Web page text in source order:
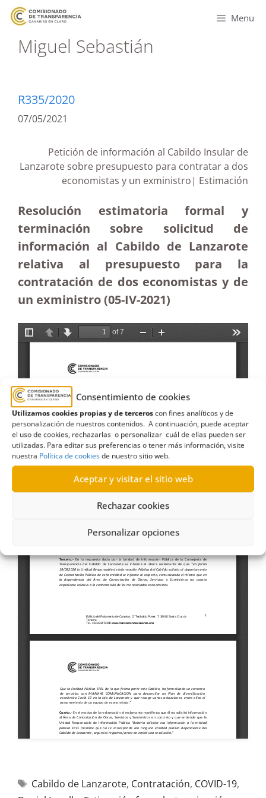
Consentimiento de cookies
Utilizamos cookies propias y de terceroscon fines analíticos y de
personalización de nuestros contenidos. A continuación, puede aceptar
el uso de cookies, rechazarlas o personalizar cuál de ellas pueden ser
utilizadas. Para editar sus preferencias o tener más información, visite
nuestra Política de cookiesde nuestro sitio web.
Aceptar y visitar el sitio web
Rechazar cookies
Personalizar opciones
Menu
Miguel Sebastián
R335/2020
07/05/2021
Petición de información al Cabildo Insular de
Lanzarote sobre presupuesto para contratar a dos
economistas y un exministro| Estimación
Resolución estimatoria formal y
terminación sobre solicitud de
información al Cabildo de Lanzarote
relativa al presupuesto para la
contratación de dos economistas y de
un exministro (05-IV-2021)
Cabildo de Lanzarote, Contratación, COVID-19,